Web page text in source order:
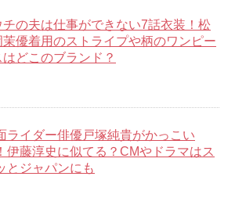
チの夫は仕事ができない7話衣装！松
茉優着用のストライプや柄のワンピー
はどこのブランド？
ライダー俳優戸塚純貴がかっこい
伊藤淳史に似てる？CMやドラマはス
とジャパンにも